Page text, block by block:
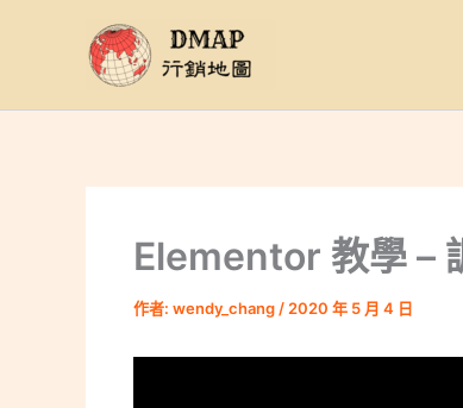
要
Elementor 教學 –
作者: wendy_chang / 2020 年 5 月 4 日